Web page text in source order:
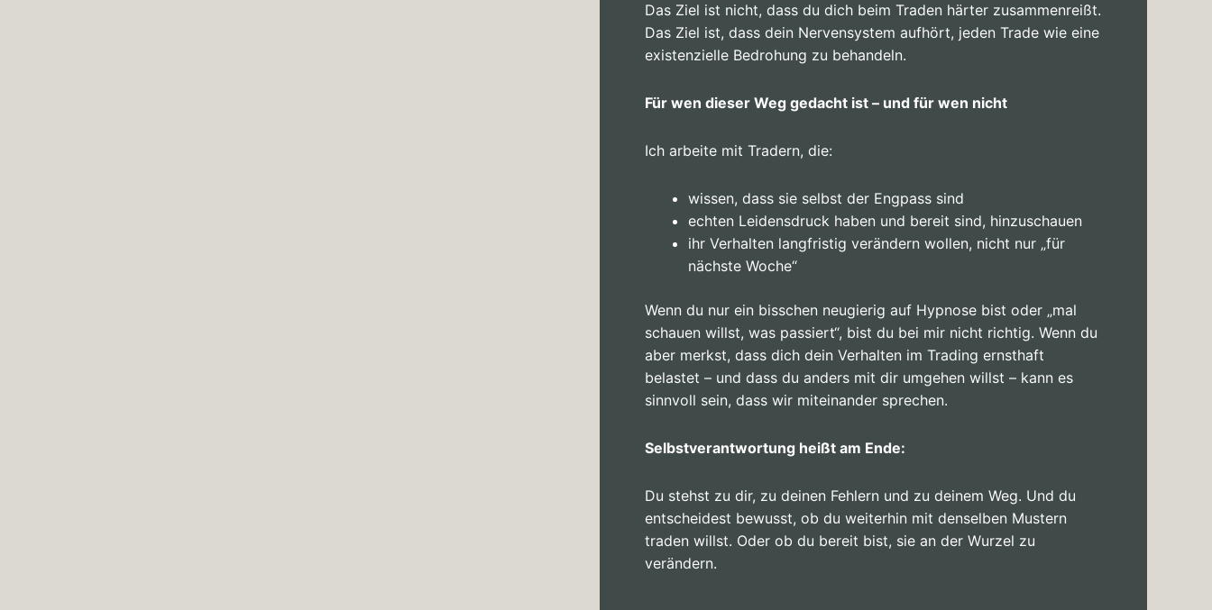
Das Ziel ist nicht, dass du dich beim Traden härter zusammenreißt.
Das Ziel ist, dass dein Nervensystem aufhört, jeden Trade wie eine
existenzielle Bedrohung zu behandeln.
Für wen dieser Weg gedacht ist – und für wen nicht
Ich arbeite mit Tradern, die:
wissen, dass sie selbst der Engpass sind
echten Leidensdruck haben und bereit sind, hinzuschauen
ihr Verhalten langfristig verändern wollen, nicht nur „für
nächste Woche“
Wenn du nur ein bisschen neugierig auf Hypnose bist oder „mal
schauen willst, was passiert“, bist du bei mir nicht richtig. Wenn du
aber merkst, dass dich dein Verhalten im Trading ernsthaft
belastet – und dass du anders mit dir umgehen willst – kann es
sinnvoll sein, dass wir miteinander sprechen.
Selbstverantwortung heißt am Ende:
Du stehst zu dir, zu deinen Fehlern und zu deinem Weg. Und du
entscheidest bewusst, ob du weiterhin mit denselben Mustern
traden willst. Oder ob du bereit bist, sie an der Wurzel zu
verändern.